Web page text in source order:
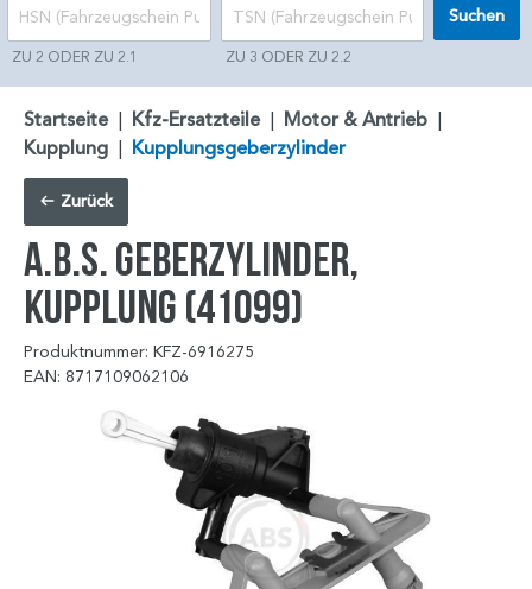
ZU 2 ODER ZU 2.1 ZU 3 ODER ZU 2.2
Suchen
Startseite | Kfz-Ersatzteile | Motor & Antrieb |
Kupplung | Kupplungsgeberzylinder
Zurück
A.B.S. Geberzylinder,
Kupplung (41099)
Produktnummer: KFZ-6916275
EAN: 8717109062106